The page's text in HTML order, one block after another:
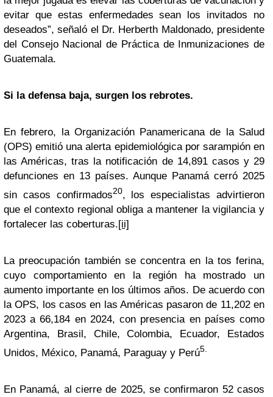
evitar que estas enfermedades sean los invitados no
deseados”, señaló el Dr. Herberth Maldonado, presidente
del Consejo Nacional de Práctica de Inmunizaciones de
Guatemala.
Si la defensa baja, surgen los rebrotes.
En febrero, la Organización Panamericana de la Salud
(OPS) emitió una alerta epidemiológica por sarampión en
las Américas, tras la notificación de 14,891 casos y 29
defunciones en 13 países. Aunque Panamá cerró 2025
sin casos confirmados20, los especialistas advirtieron
que el contexto regional obliga a mantener la vigilancia y
fortalecer las coberturas.[ii]
La preocupación también se concentra en la tos ferina,
cuyo comportamiento en la región ha mostrado un
aumento importante en los últimos años. De acuerdo con
la OPS, los casos en las Américas pasaron de 11,202 en
2023 a 66,184 en 2024, con presencia en países como
Argentina, Brasil, Chile, Colombia, Ecuador, Estados
Unidos, México, Panamá, Paraguay y Perú5.
En Panamá, al cierre de 2025, se confirmaron 52 casos